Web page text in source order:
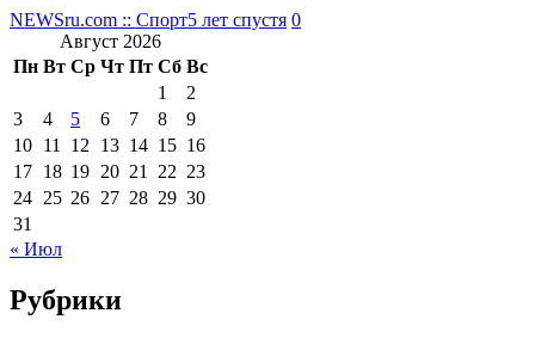
NEWSru.com :: Спорт5 лет спустя 0
Август 2026
Пн Вт Ср Чт Пт Сб Вс
1
2
3
4 5 6 7 8
9
10 11 12 13 14 15 16
17 18 19 20 21 22 23
24 25 26 27 28 29 30
31
« Июл
Рубрики